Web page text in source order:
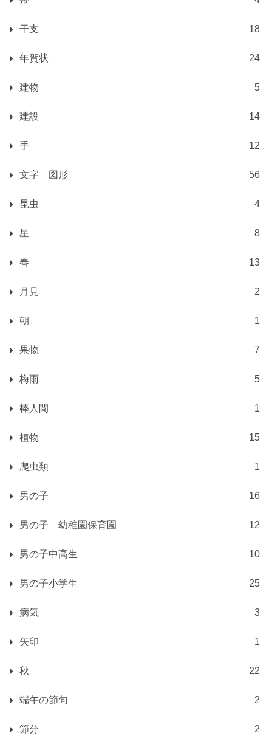
干支 18
年賀状 24
建物 5
建設 14
手 12
文字 図形 56
昆虫 4
星 8
春 13
月見 2
朝 1
果物 7
梅雨 5
棒人間 1
植物 15
爬虫類 1
男の子 16
男の子 幼稚園保育園 12
男の子中高生 10
男の子小学生 25
病気 3
矢印 1
秋 22
端午の節句 2
節分 2